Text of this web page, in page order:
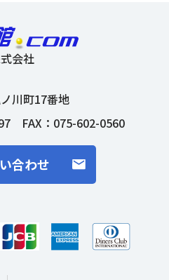
会社
川町17番地
FAX：075-602-0560
合わせ